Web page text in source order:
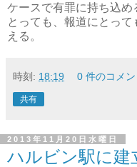
ケースで有罪に持ち込め
とっても、報道にとっ
える。
時刻: 18:19 0 件のコメン
共有
2013年11月20日水曜日
ハルビン駅に建